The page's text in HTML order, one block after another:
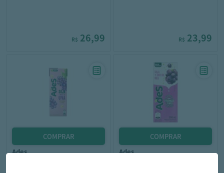
R$ 26,99 R$ 23,99
ades
ades